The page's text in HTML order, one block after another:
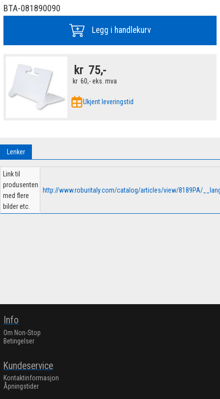
BTA-081890090
Legg i handlekurv
kr 75,-
kr 60,-eks. mva
Ukjent leveringstid
Lenker
Link til
produsenten
med flere
bilder etc.
http://www.roburitaly.com/catalog/articles/view/8189PA/
Info
Om Non-Stop
Betingelser
Kundeservice
Kontaktinformasjon
Åpningstider